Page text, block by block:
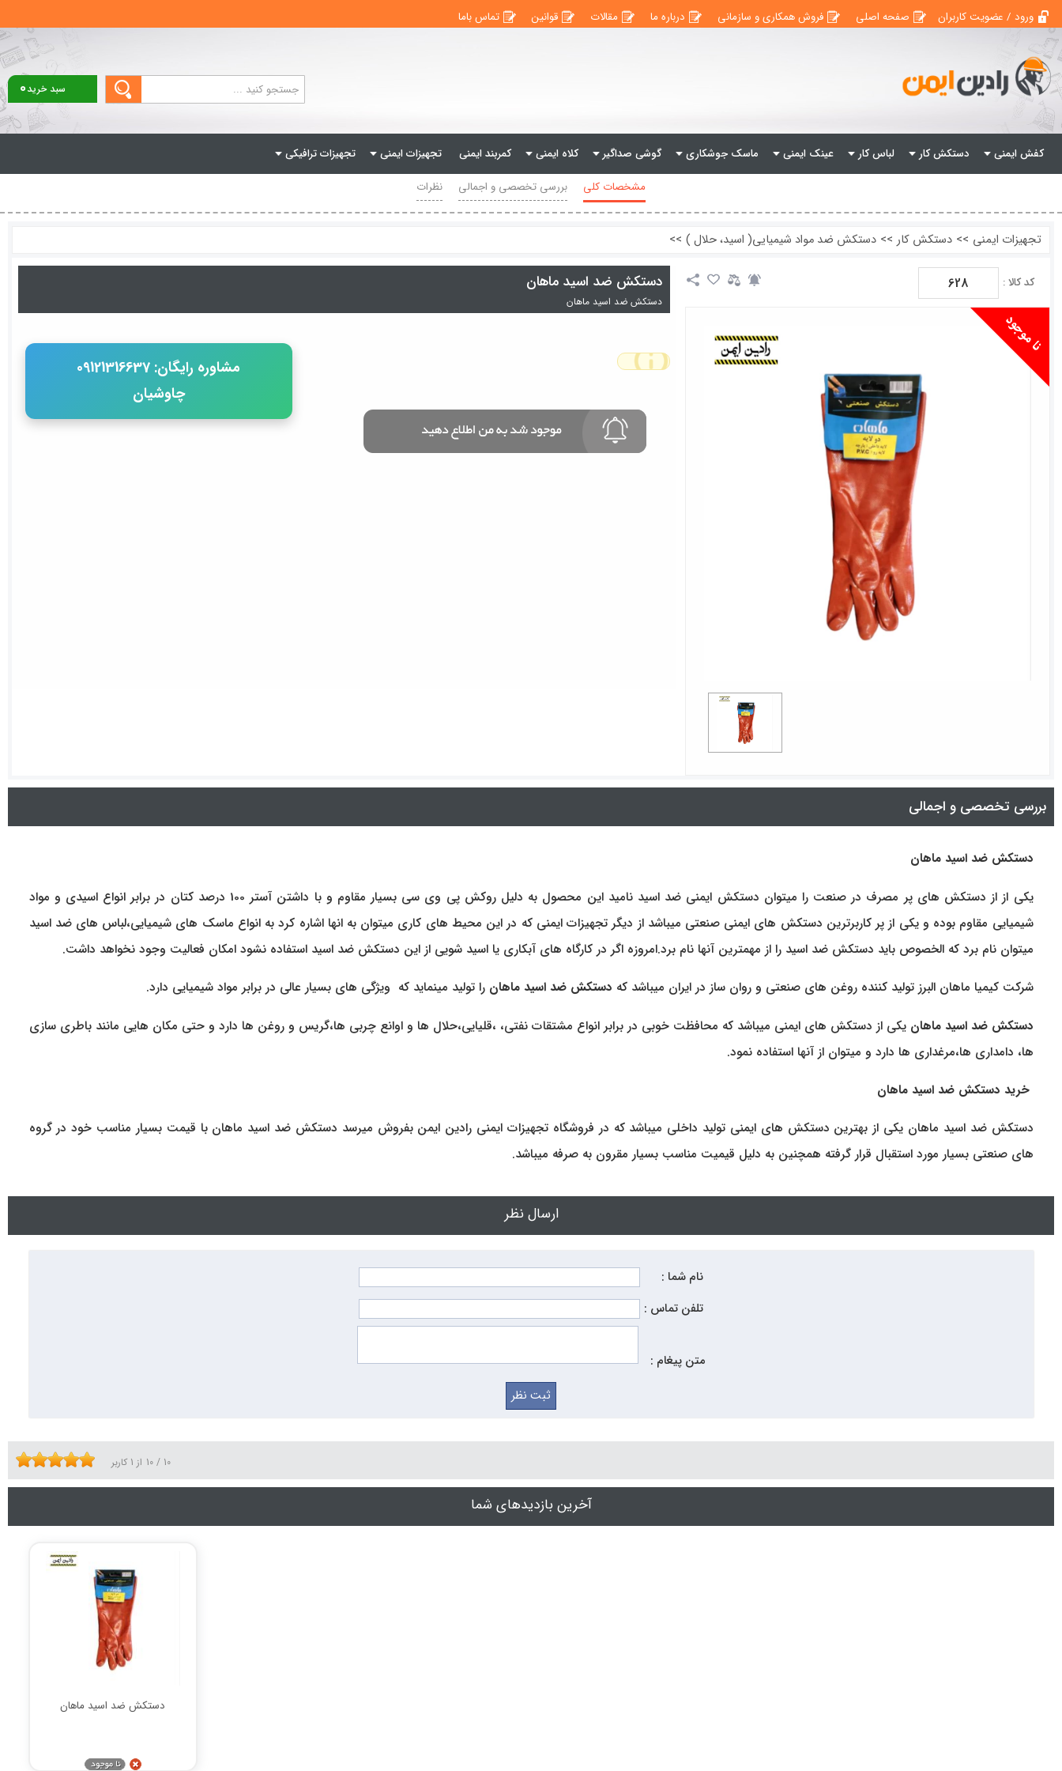
ورود / عضویت کاربران صفحه اصلی فروش همکاری و سازمانی درباره ما مقالات قوانین تماس باما
سبد خرید0
کفش ایمنی دستکش کار لباس کار عینک ایمنی ماسک جوشکاری گوشی صداگیر کلاه ایمنی کمربند ایمنی تجهیزات ایمنی
تجهیزات ترافیکی
مشخصات کلی
بررسی تخصصی و اجمالی نظرات
تجهیزات ایمنی >> دستکش کار >> دستکش ضد مواد شیمیایی( اسید، حلال ) >>
کد کالا : 628 دستکش ضد اسید ماهان
دستکش ضد اسید ماهان
مشاوره رایگان: 09121316637
چاوشیان
بررسی تخصصی و اجمالی
دستکش ضد اسید ماهان
یکی از از دستکش های پر مصرف در صنعت را میتوان دستکش ایمنی ضد اسید نامید این محصول به دلیل روکش پی وی سی بسیار مقاوم و با داشتن آستر 100 درصد کتان در برابر انواع اسیدی و مواد
شیمیایی مقاوم بوده و یکی از پر کاربرترین دستکش های ایمنی صنعتی میباشد از دیگر تجهیزات ایمنی که در این محیط های کاری میتوان به انها اشاره کرد به انواع ماسک های شیمیایی،لباس های ضد اسید
میتوان نام برد که الخصوص باید دستکش ضد اسید را از مهمترین آنها نام برد.امروزه اگر در کارگاه های آبکاری یا اسید شویی از این دستکش ضد اسید استفاده نشود امکان فعالیت وجود نخواهد داشت.
شرکت کیمیا ماهان البرز تولید کننده روغن های صنعتی و روان ساز در ایران میباشد که دستکش ضد اسید ماهان را تولید مینماید که ویژگی های بسیار عالی در برابر مواد شیمیایی دارد.
دستکش ضد اسید ماهان یکی از دستکش های ایمنی میباشد که محافظت خوبی در برابر انواع مشتقات نفتی، ،قلیایی،حلال ها و اوانع چربی ها،گریس و روغن ها دارد و حتی مکان هایی مانند باطری سازی
ها، دامداری ها،مرغداری ها دارد و میتوان از آنها استفاده نمود.
خرید دستکش ضد اسید ماهان
دستکش ضد اسید ماهان یکی از بهترین دستکش های ایمنی تولید داخلی میباشد که در فروشگاه تجهیزات ایمنی رادین ایمن بفروش میرسد دستکش ضد اسید ماهان با قیمت بسیار مناسب خود در گروه
های صنعتی بسیار مورد استقبال قرار گرفته همچنین به دلیل قیمیت مناسب بسیار مقرون به صرفه میباشد.
ارسال نظر
نام شما :
تلفن تماس :
متن پیغام :
10 / 10 از 1 کاربر
آخرین بازدیدهای شما
دستکش ضد اسید ماهان